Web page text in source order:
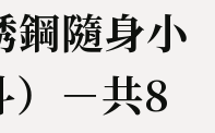
鋼隨身小
）－共8